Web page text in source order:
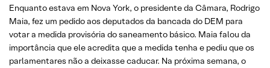
Enquanto estava em Nova York, o presidente da Câmara, Rodrigo
Maia, fez um pedido aos deputados da bancada do DEM para
votar a medida provisória do saneamento básico. Maia falou da
importância que ele acredita que a medida tenha e pediu que os
parlamentares não a deixasse caducar. Na próxima semana, o